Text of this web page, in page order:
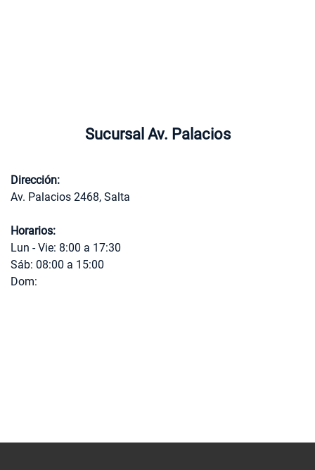
Sucursal Av. Palacios
Dirección:
Av. Palacios 2468, Salta
Horarios:
Lun - Vie: 8:00 a 17:30
Sáb: 08:00 a 15:00
Dom: